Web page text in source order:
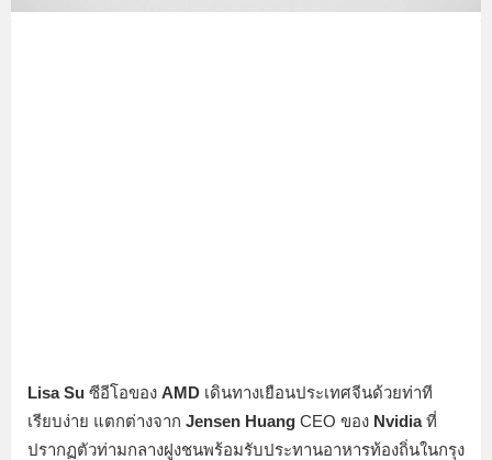
Lisa Su ซีอีโอของ AMD เดินทางเยือนประเทศจีนด้วยท่าที
เรียบง่าย แตกต่างจาก Jensen Huang CEO ของ Nvidiaที่
ปรากฏตัวท่ามกลางฝูงชนพร้อมรับประทานอาหารท้องถิ่นในกรุง